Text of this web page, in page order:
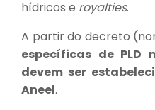
hídricos e royalties.
A partir do decreto
específicas de PLD
devem ser
Aneel.